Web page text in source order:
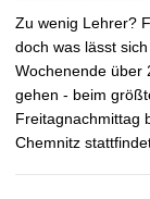
Zu wenig Lehrer?
doch was lässt
Wochenende über
gehen - beim
Freitagnachmittag
Chemnitz